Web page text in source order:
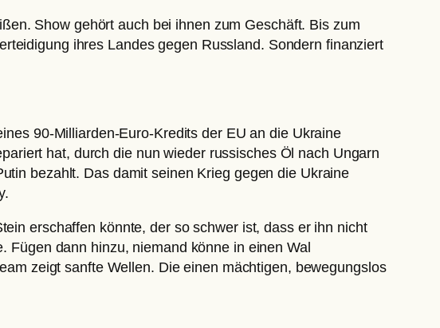
Show gehört auch bei ihnen zum Geschäft. Bis zum
ihres Landes gegen Russland. Sondern finanziert
90-Milliarden-Euro-Kredits der EU an die Ukraine
hat, durch die nun wieder russisches Öl nach Ungarn
bezahlt. Das damit seinen Krieg gegen die Ukraine
erschaffen könnte, der so schwer ist, dass er ihn nicht
dann hinzu, niemand könne in einen Wal
zeigt sanfte Wellen. Die einen mächtigen, bewegungslos